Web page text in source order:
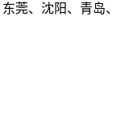
莞、沈阳、青岛、